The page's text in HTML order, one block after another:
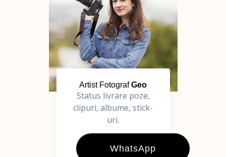
Artist FotografGeo
Status livrare poze,
clipuri, albume, stick-
uri.
WhatsApp